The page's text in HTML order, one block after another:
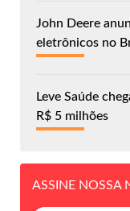
John Deere
eletrônicos no
Leve Saúde
R$ 5 milhões
ASSINE NOSSA